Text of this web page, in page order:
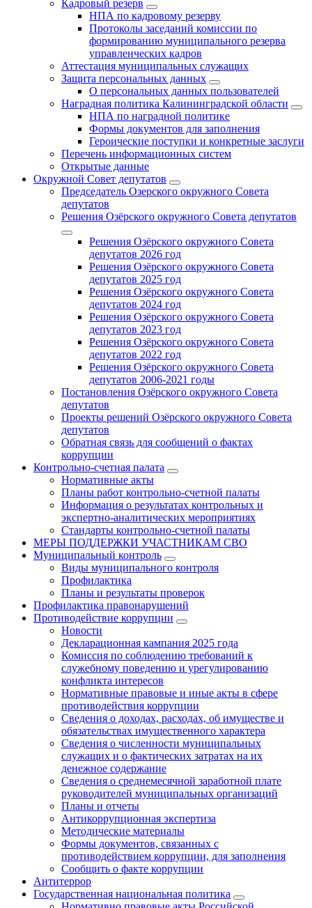
Кадровый резерв
НПА по кадровому резерву
Протоколы заседаний комиссии по
формированию муниципального резерва
управленческих кадров
Аттестация муниципальных служащих
Защита персональных данных
О персональных данных пользователей
Наградная политика Калининградской области
НПА по наградной политике
Формы документов для заполнения
Героические поступки и конкретные заслуги
Перечень информационных систем
Открытые данные
Окружной Совет депутатов
Председатель Озерского окружного Совета
депутатов
Решения Озёрского окружного Совета депутатов
Решения Озёрского окружного Совета
депутатов 2026 год
Решения Озёрского окружного Совета
депутатов 2025 год
Решения Озёрского окружного Совета
депутатов 2024 год
Решения Озёрского окружного Совета
депутатов 2023 год
Решения Озёрского окружного Совета
депутатов 2022 год
Решения Озёрского окружного Совета
депутатов 2006-2021 годы
Постановления Озёрского окружного Совета
депутатов
Проекты решений Озёрского окружного Совета
депутатов
Обратная связь для сообщений о фактах
коррупции
Контрольно-счетная палата
Нормативные акты
Планы работ контрольно-счетной палаты
Информация о результатах контрольных и
экспертно-аналитических мероприятиях
Стандарты контрольно-счетной палаты
МЕРЫ ПОДДЕРЖКИ УЧАСТНИКАМ СВО
Муниципальный контроль
Виды муниципального контроля
Профилактика
Планы и результаты проверок
Профилактика правонарушений
Противодействие коррупции
Новости
Декларационная кампания 2025 года
Комиссия по соблюдению требований к
служебному поведению и урегулированию
конфликта интересов
Нормативные правовые и иные акты в сфере
противодействия коррупции
Сведения о доходах, расходах, об имуществе и
обязательствах имущественного характера
Сведения о численности муниципальных
служащих и о фактических затратах на их
денежное содержание
Сведения о среднемесячной заработной плате
руководителей муниципальных организаций
Планы и отчеты
Антикоррупционная экспертиза
Методические материалы
Формы документов, связанных с
противодействием коррупции, для заполнения
Сообщить о факте коррупции
Антитеррор
Государственная национальная политика